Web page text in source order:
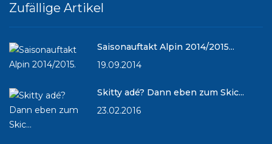
Zufällige Artikel
Saisonauftakt Alpin 2014/2015...
19.09.2014
Skitty adé? Dann eben zum Skic...
23.02.2016